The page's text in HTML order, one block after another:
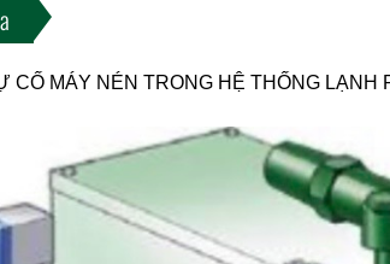
CỐ MÁY NÉN TRONG HỆ THỐNG LẠNH